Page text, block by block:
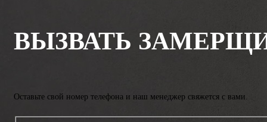
ВЫЗВАТЬ
Оставьте свой номер телефона и наш менеджер свяжется с вами.